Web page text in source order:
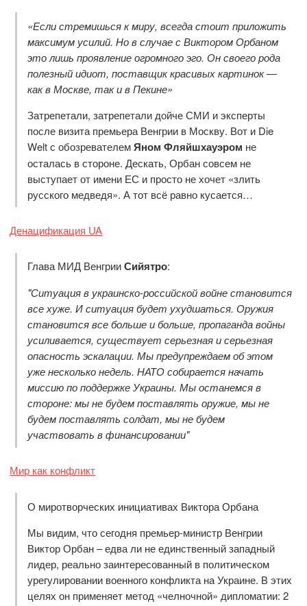
«Если стремишься к миру, всегда стоит приложить
максимум усилий. Но в случае с Виктором Орбаном
это лишь проявление огромного эго. Он своего рода
полезный идиот, поставщик красивых картинок —
как в Москве, так и в Пекине»
Затрепетали, затрепетали дойче СМИ и эксперты
после визита премьера Венгрии в Москву. Вот и Die
Welt с обозревателемЯном Фляйшхауэром не
осталась в стороне. Дескать, Орбан совсем не
выступает от имени ЕС и просто не хочет «злить
русского медведя». А тот всё равно кусается…
Денацификация UA
Глава МИД ВенгрииСийятро:
"Ситуация в украинско-российской войне становится
все хуже. И ситуация будет ухудшаться. Оружия
становится все больше и больше, пропаганда войны
усиливается, существует серьезная и серьезная
опасность эскалации. Мы предупреждаем об этом
уже несколько недель. НАТО собирается начать
миссию по поддержке Украины. Мы останемся в
стороне: мы не будем поставлять оружие, мы не
будем поставлять солдат, мы не будем
участвовать в финансировании"
Мир как конфликт
О миротворческих инициативах Виктора Орбана
Мы видим, что сегодня премьер-министр Венгрии
Виктор Орбан – едва ли не единственный западный
лидер, реально заинтересованный в политическом
урегулировании военного конфликта на Украине. В этих
целях он применяет метод «челночной» дипломатии: 2